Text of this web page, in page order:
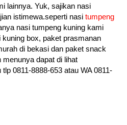
lainnya. Yuk, sajikan nasi
istimewa.seperti nasi tumpeng
nasi tumpeng kuning kami
box, paket prasmanan
di bekasi dan paket snack
dapat di lihat
0811-8888-653 atau WA 0811-